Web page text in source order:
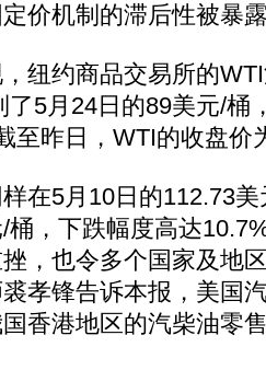
价机制的滞后性被暴
约商品交易所的WTI
了5月24日的89美元/桶
至昨日，WTI的收盘价
5月10日的112.73美
桶，下跌幅度高达
，也令多个国家及地
孝锋告诉本报，美国
香港地区的汽柴油零